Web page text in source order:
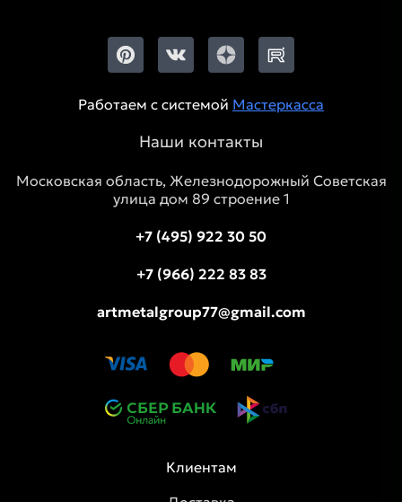
Работаем с системой Мастеркасса
Наши контакты
Московская область, Железнодорожный Советская
улица дом 89 строение 1
+7 (495) 922 30 50
+7 (966) 222 83 83
artmetalgroup77@gmail.com
Клиентам